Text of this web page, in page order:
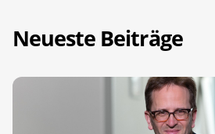
Neueste Beiträge